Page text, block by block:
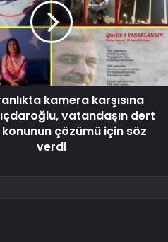
kamera karşısına
vatandaşın dert
konunun çözümü için söz
verdi